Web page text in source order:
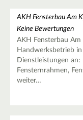
AKH Fensterbau Am
Keine Bewertungen
AKH Fensterbau
Handwerksbetrieb
Dienstleistungen an:
Fensternrahmen,
weiter…